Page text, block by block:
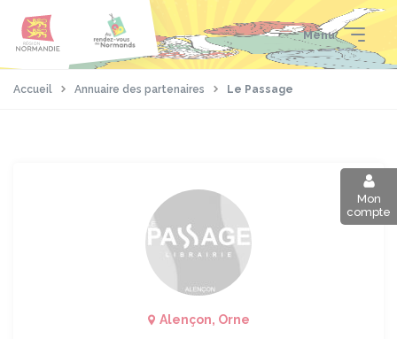
contenu
pied
Menu
Mon
compte
Accueil Annuaire des partenaires Le Passage
Alençon, Orne
Panneau de gestion des cookies